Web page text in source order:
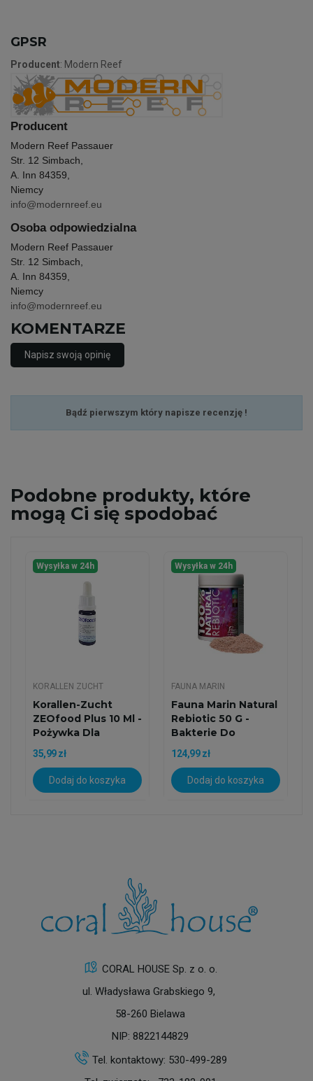
GPSR
Producent: Modern Reef
Producent
Modern Reef Passauer
Str. 12 Simbach,
A. Inn 84359,
Niemcy
info@modernreef.eu
Osoba odpowiedzialna
Modern Reef Passauer
Str. 12 Simbach,
A. Inn 84359,
Niemcy
info@modernreef.eu
KOMENTARZE
Napisz swoją opinię
Bądź pierwszym który napisze recenzję !
Podobne produkty, które
mogą Ci się spodobać
Wysyłka w 24h
KORALLEN ZUCHT
Korallen-Zucht
ZEOfood Plus 10 Ml -
Pożywka Dla
Bakterii
35,99 zł
Dodaj do koszyka
Wysyłka w 24h
FAUNA MARIN
Fauna Marin Natural
Rebiotic 50 G -
Bakterie Do
Akwarium...
124,99 zł
Dodaj do koszyka
CORAL HOUSE Sp. z o. o.
ul. Władysława Grabskiego 9,
58-260 Bielawa
NIP: 8822144829
Tel. kontaktowy: 530-499-289